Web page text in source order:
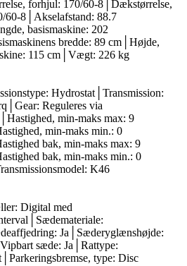
forhjul: 170/60-8│Dækstørrelse,
60-8│Akselafstand: 88.7
basismaskine: 202
bredde: 89 cm│Højde,
115 cm│Vægt: 226 kg
Hydrostat│Transmission:
Reguleres via
min-maks max: 9
min-maks min.: 0
bak, min-maks max: 9
bak, min-maks min.: 0
K46
Digital med
Ja│Sæderyglænshøjde:
sæde: Ja│Rattype:
type: Disc